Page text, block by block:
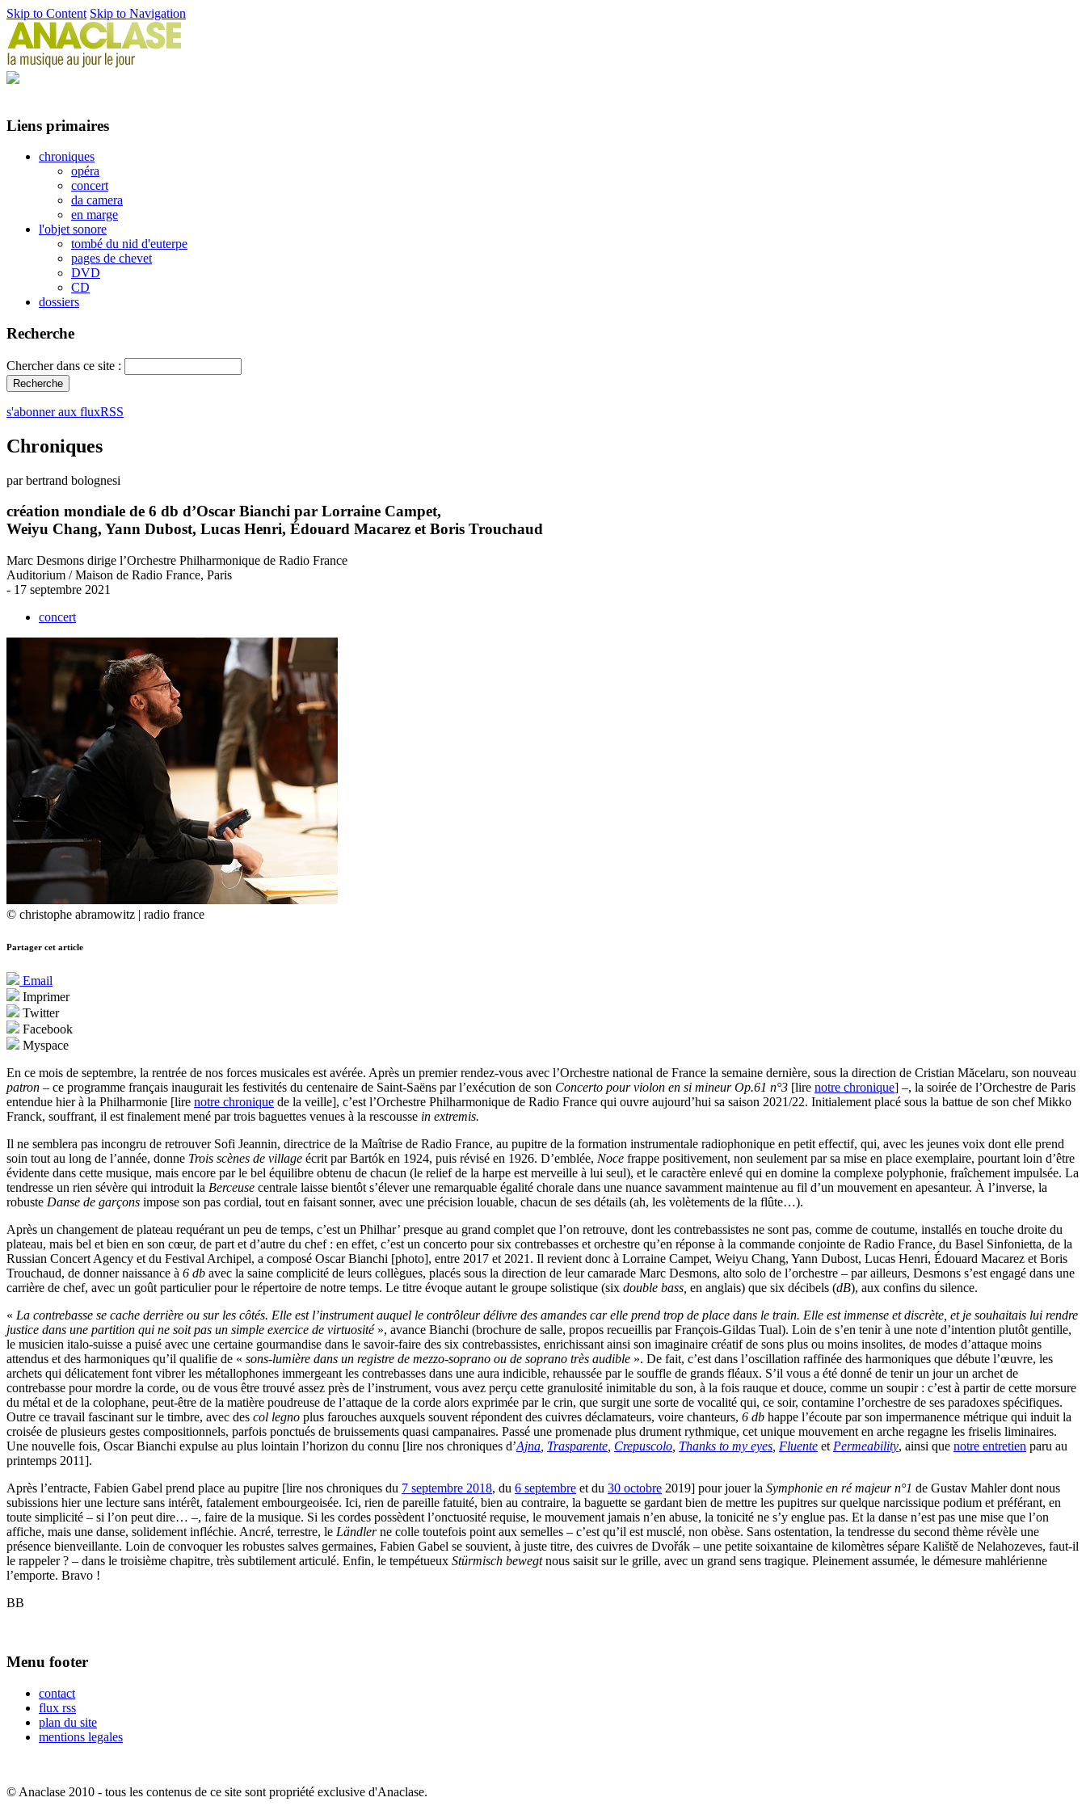
Skip to Content Skip to Navigation
Liens primaires
chroniques
opéra
concert
da camera
en marge
l'objet sonore
tombé du nid d'euterpe
pages de chevet
DVD
CD
dossiers
Recherche
Chercher dans ce site :
s'abonner aux fluxRSS
Chroniques
par bertrand bolognesi
création mondiale de 6 db d’Oscar Bianchi par Lorraine Campet,
Weiyu Chang, Yann Dubost, Lucas Henri, Édouard Macarez et Boris Trouchaud
Marc Desmons dirige l’Orchestre Philharmonique de Radio France
Auditorium / Maison de Radio France, Paris
- 17 septembre 2021
concert
© christophe abramowitz | radio france
Partager cet article
Email
Imprimer
Twitter
Facebook
Myspace
En ce mois de septembre, la rentrée de nos forces musicales est avérée. Après un premier rendez-vous avec l’Orchestre national de France la semaine dernière, sous la direction de Cristian Măcelaru, son nouveau
patron – ce programme français inaugurait les festivités du centenaire de Saint-Saëns par l’exécution de son Concerto pour violon en si mineur Op.61 n°3 [lire notre chronique] –, la soirée de l’Orchestre de Paris
entendue hier à la Philharmonie [lire notre chronique de la veille], c’est l’Orchestre Philharmonique de Radio France qui ouvre aujourd’hui sa saison 2021/22. Initialement placé sous la battue de son chef Mikko
Franck, souffrant, il est finalement mené par trois baguettes venues à la rescousse in extremis.
Il ne semblera pas incongru de retrouver Sofi Jeannin, directrice de la Maîtrise de Radio France, au pupitre de la formation instrumentale radiophonique en petit effectif, qui, avec les jeunes voix dont elle prend
soin tout au long de l’année, donne Trois scènes de village écrit par Bartók en 1924, puis révisé en 1926. D’emblée, Noce frappe positivement, non seulement par sa mise en place exemplaire, pourtant loin d’être
évidente dans cette musique, mais encore par le bel équilibre obtenu de chacun (le relief de la harpe est merveille à lui seul), et le caractère enlevé qui en domine la complexe polyphonie, fraîchement impulsée. La
tendresse un rien sévère qui introduit la Berceuse centrale laisse bientôt s’élever une remarquable égalité chorale dans une nuance savamment maintenue au fil d’un mouvement en apesanteur. À l’inverse, la
robuste Danse de garçons impose son pas cordial, tout en faisant sonner, avec une précision louable, chacun de ses détails (ah, les volètements de la flûte…).
Après un changement de plateau requérant un peu de temps, c’est un Philhar’ presque au grand complet que l’on retrouve, dont les contrebassistes ne sont pas, comme de coutume, installés en touche droite du
plateau, mais bel et bien en son cœur, de part et d’autre du chef : en effet, c’est un concerto pour six contrebasses et orchestre qu’en réponse à la commande conjointe de Radio France, du Basel Sinfonietta, de la
Russian Concert Agency et du Festival Archipel, a composé Oscar Bianchi [photo], entre 2017 et 2021. Il revient donc à Lorraine Campet, Weiyu Chang, Yann Dubost, Lucas Henri, Édouard Macarez et Boris
Trouchaud, de donner naissance à 6 db avec la saine complicité de leurs collègues, placés sous la direction de leur camarade Marc Desmons, alto solo de l’orchestre – par ailleurs, Desmons s’est engagé dans une
carrière de chef, avec un goût particulier pour le répertoire de notre temps. Le titre évoque autant le groupe solistique (six double bass, en anglais) que six décibels (dB), aux confins du silence.
« La contrebasse se cache derrière ou sur les côtés. Elle est l’instrument auquel le contrôleur délivre des amandes car elle prend trop de place dans le train. Elle est immense et discrète, et je souhaitais lui rendre
justice dans une partition qui ne soit pas un simple exercice de virtuosité», avance Bianchi (brochure de salle, propos recueillis par François-Gildas Tual). Loin de s’en tenir à une note d’intention plutôt gentille,
le musicien italo-suisse a puisé avec une certaine gourmandise dans le savoir-faire des six contrebassistes, enrichissant ainsi son imaginaire créatif de sons plus ou moins insolites, de modes d’attaque moins
attendus et des harmoniques qu’il qualifie de « sons-lumière dans un registre de mezzo-soprano ou de soprano très audible ». De fait, c’est dans l’oscillation raffinée des harmoniques que débute l’œuvre, les
archets qui délicatement font vibrer les métallophones immergeant les contrebasses dans une aura indicible, rehaussée par le souffle de grands fléaux. S’il vous a été donné de tenir un jour un archet de
contrebasse pour mordre la corde, ou de vous être trouvé assez près de l’instrument, vous avez perçu cette granulosité inimitable du son, à la fois rauque et douce, comme un soupir : c’est à partir de cette morsure
du métal et de la colophane, peut-être de la matière poudreuse de l’attaque de la corde alors exprimée par le crin, que surgit une sorte de vocalité qui, ce soir, contamine l’orchestre de ses paradoxes spécifiques.
Outre ce travail fascinant sur le timbre, avec des col legno plus farouches auxquels souvent répondent des cuivres déclamateurs, voire chanteurs, 6 db happe l’écoute par son impermanence métrique qui induit la
croisée de plusieurs gestes compositionnels, parfois ponctués de bruissements quasi campanaires. Passé une promenade plus drument rythmique, cet unique mouvement en arche regagne les friselis liminaires.
Une nouvelle fois, Oscar Bianchi expulse au plus lointain l’horizon du connu [lire nos chroniques d’Ajna Trasparente Crepuscolo Thanks to my eyes Fluente et Permeability, ainsi que notre entretien paru au
printemps 2011].
Après l’entracte, Fabien Gabel prend place au pupitre [lire nos chroniques du 7 septembre 2018, du 6 septembre et du 30 octobre 2019] pour jouer la Symphonie en ré majeur n°1 de Gustav Mahler dont nous
subissions hier une lecture sans intérêt, fatalement embourgeoisée. Ici, rien de pareille fatuité, bien au contraire, la baguette se gardant bien de mettre les pupitres sur quelque narcissique podium et préférant, en
toute simplicité – si l’on peut dire… –, faire de la musique. Si les cordes possèdent l’onctuosité requise, le mouvement jamais n’en abuse, la tonicité ne s’y englue pas. Et la danse n’est pas une mise que l’on
affiche, mais une danse, solidement infléchie. Ancré, terrestre, le Ländlerne colle toutefois point aux semelles – c’est qu’il est musclé, non obèse. Sans ostentation, la tendresse du second thème révèle une
présence bienveillante. Loin de convoquer les robustes salves germaines, Fabien Gabel se souvient, à juste titre, des cuivres de Dvořák – une petite soixantaine de kilomètres sépare Kaliště de Nelahozeves, faut-il
le rappeler ? – dans le troisième chapitre, très subtilement articulé. Enfin, le tempétueux Stürmisch bewegtnous saisit sur le grille, avec un grand sens tragique. Pleinement assumée, le démesure mahlérienne
l’emporte. Bravo !
BB
Menu footer
contact
flux rss
plan du site
mentions legales
© Anaclase 2010 - tous les contenus de ce site sont propriété exclusive d'Anaclase.